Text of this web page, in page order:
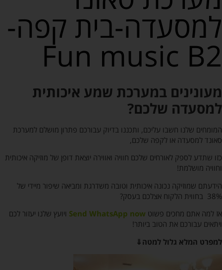
למסעדה-בית קפה-
Fun music B2
מעונינים במערכת שמע איכותית
למסעדה שלכם?
המומחים שלנו חשבו עליכם, ותכננו בדיוק עבורכם פתרון מושלם למערכת
סאונד למסעדה או לקפה שלכם,
כזו שתדע לספק לאורחים שלכם חוויה ואווירה יוצאת דופן של מוזיקה איכותית
וחוויה מושלמת!
הידעתם שמוזיקה נכונה איכותית וטובה משדרגת ומביאה שיפור מיידי של
38% בחווית הלקוח אצלכם בעסק?
אז למה אתם מחכים פשוט Send WhatsApp now ויועץ שלנו יעזור לכם
ויתאים עבורכם את הטוב ביותר!
למפרט המלא גלול למטה⇓